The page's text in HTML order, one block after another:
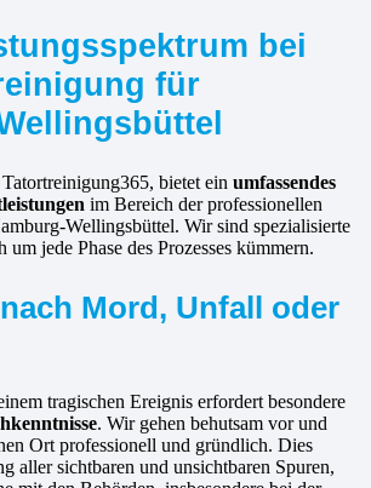
bei
für
bietet ein umfassendes
im Bereich der professionellen
Wellingsbüttel. Wir sind spezialisierte
um jede Phase des Prozesses kümmern.
Mord, Unfall oder
tragischen Ereignis erfordert besondere
. Wir gehen behutsam vor und
Ort professionell und gründlich. Dies
aller sichtbaren und unsichtbaren Spuren,